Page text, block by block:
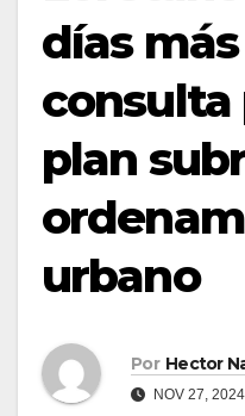
días
consulta
plan
urbano
Por Hector
NOV 27, 2024